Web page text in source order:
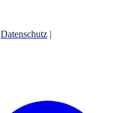
Datenschutz |